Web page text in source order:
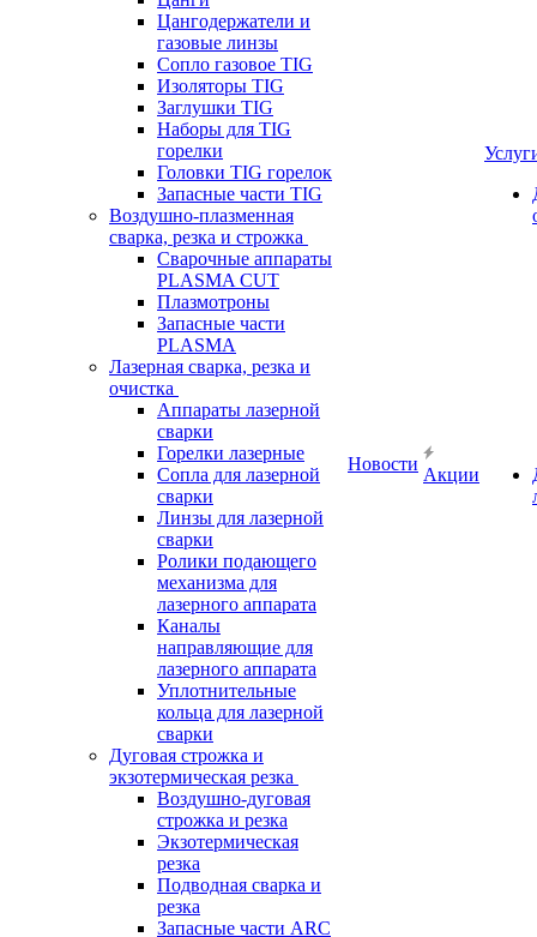
Цангодержатели и
газовые линзы
Сопло газовое TIG
Изоляторы TIG
Заглушки TIG
Наборы для TIG
горелки
Головки TIG горелок
Запасные части TIG
Воздушно-плазменная
сварка, резка и строжка
Сварочные аппараты
PLASMA CUT
Плазмотроны
Запасные части
PLASMA
Лазерная сварка, резка и
очистка
Аппараты лазерной
сварки
Горелки лазерные
Сопла для лазерной
сварки
Линзы для лазерной
сварки
Ролики подающего
механизма для
лазерного аппарата
Каналы
направляющие для
лазерного аппарата
Уплотнительные
кольца для лазерной
сварки
Дуговая строжка и
экзотермическая резка
Воздушно-дуговая
строжка и резка
Экзотермическая
резка
Подводная сварка и
резка
Запасные части ARC
Новости
Акции